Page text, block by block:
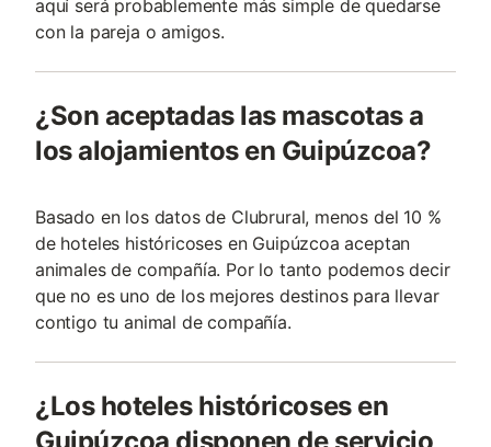
aquí será probablemente más simple de quedarse
con la pareja o amigos.
¿Son aceptadas las mascotas a
los alojamientos en Guipúzcoa?
Basado en los datos de Clubrural, menos del 10 %
de hoteles históricoses en Guipúzcoa aceptan
animales de compañía. Por lo tanto podemos decir
que no es uno de los mejores destinos para llevar
contigo tu animal de compañía.
¿Los hoteles históricoses en